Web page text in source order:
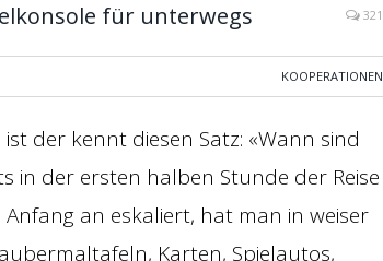
für unterwegs 321
KOOPERATIONEN
der kennt diesen Satz: «Wann sind
in der ersten halben Stunde der Reise
an eskaliert, hat man in weiser
Karten, Spielautos,